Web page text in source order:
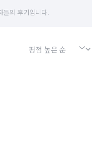
들의 후기입니다.